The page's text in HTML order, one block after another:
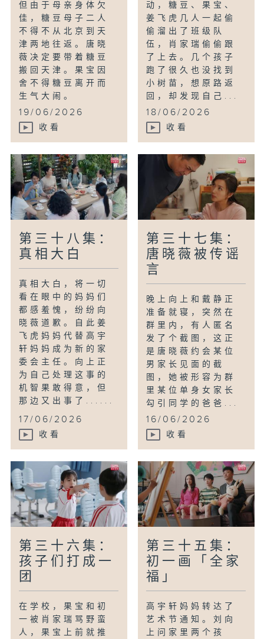
但由于母亲身体欠
佳，糖豆母子二人
不得不从北京到天
津两地往返。唐晓
薇决定要带着糖豆
搬回天津。果宝因
舍不得糖豆离开而
生气大闹。
19/06/2026
收看
动，糖豆、果宝、
姜飞虎几人一起偷
偷溜出了班级队
伍，肖家瑞偷偷跟
了上去。几个孩子
跑了很久也没找到
小树苗，想原路返
回，却发现自己...
18/06/2026
收看
第三十八集：
真相大白
真相大白，将一切
看在眼中的妈妈们
都感羞愧，纷纷向
晓薇道歉。自此姜
飞虎妈妈代替高宇
轩妈妈成为新的家
委会主任。向上正
为自己处理这事的
机智果敢得意，但
那边又出事了......
17/06/2026
收看
第三十七集：
唐晓薇被传谣
言
晚上向上和戴静正
准备就寝，突然在
群里内，有人匿名
发了个截图，这正
是唐晓薇约会某位
男家长见面的截
图，她被形容为群
里某位单身女家长
勾引同学的爸爸...
16/06/2026
收看
第三十六集：
孩子们打成一
团
在学校，果宝和初
一被肖家瑞骂野蛮
人，果宝上前就推
第三十五集：
初一画「全家
福」
高宇轩妈妈转达了
艺术节通知。刘向
上问家里两个孩